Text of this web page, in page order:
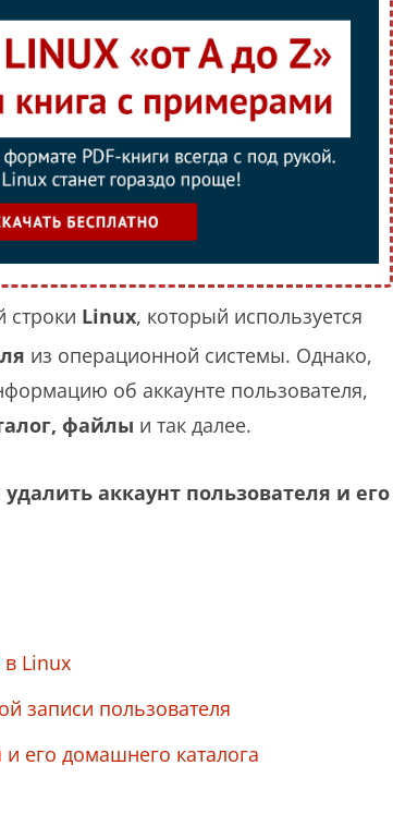
строки Linux, который используется
из операционной системы. Однако,
об аккаунте пользователя,
файлы и так далее.
аккаунт пользователя и его
Linux
записи пользователя
его домашнего каталога